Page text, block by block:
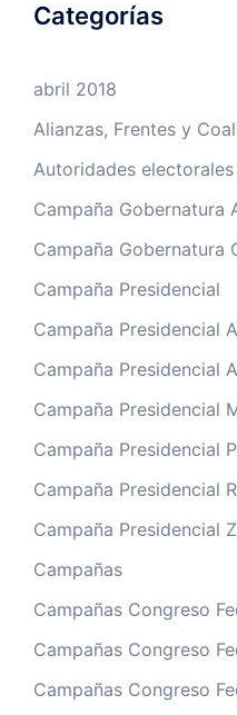
Categorías
abril 2018
Alianzas, Frentes y
Autoridades electorales
Campaña Gobernatura
Campaña Gobernatura
Campaña Presidencial
Campaña Presidencial
Campaña Presidencial
Campaña Presidencial
Campaña Presidencial
Campaña Presidencial
Campaña Presidencial
Campañas
Campañas Congreso
Campañas Congreso
Campañas Congreso